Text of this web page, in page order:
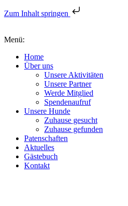
Zum Inhalt springen
Menü:
Home
Über uns
Unsere Aktivitäten
Unsere Partner
Werde Mitglied
Spendenaufruf
Unsere Hunde
Zuhause gesucht
Zuhause gefunden
Patenschaften
Aktuelles
Gästebuch
Kontakt